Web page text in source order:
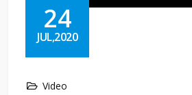
24
JUL,2020
Video